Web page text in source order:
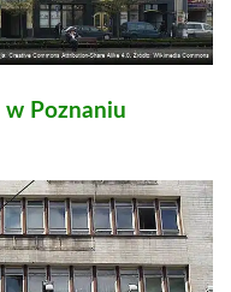
w Poznaniu